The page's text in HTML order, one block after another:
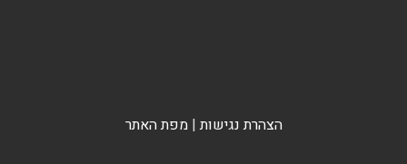
הצהרת נגישות|מפת האתר